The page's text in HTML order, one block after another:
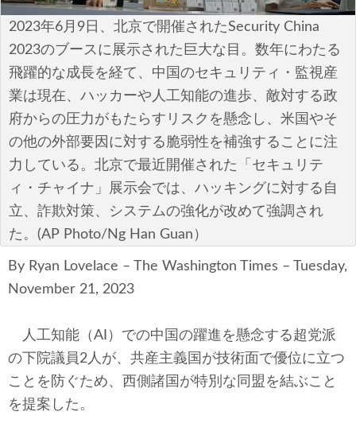
ポリシー
税制・予算
エネルギー・環境
サイバーセキュリティ―
航空宇宙・防衛
国境・移民政策
コメンタリー
社説
ビル・ガーツ
東アジア
2023年6月9日、北京で開催されたSecurity China
2023のブースに展示された巨大な目。数年にわたる
飛躍的な成長を経て、中国のセキュリティ・監視産
業は現在、ハッカーや人工知能の進歩、敵対する政
府からの圧力がもたらすリスクを懸念し、米国やそ
の他の外部要因に対する脆弱性を補強することに注
力している。北京で最近開催された「セキュリテ
ィ・チャイナ」展示会では、ハッキングに対する自
立、詐欺対策、システムの強化が改めて強調され
た。(AP Photo/Ng Han Guan）
By Ryan Lovelace – The Washington Times – Tuesday,
November 21, 2023
人工知能（AI）での中国の躍進を懸念する超党派
の下院議員2人が、共産主義国が技術面で優位に立つ
ことを防ぐため、西側諸国が特別な同盟を結ぶこと
を提案した。